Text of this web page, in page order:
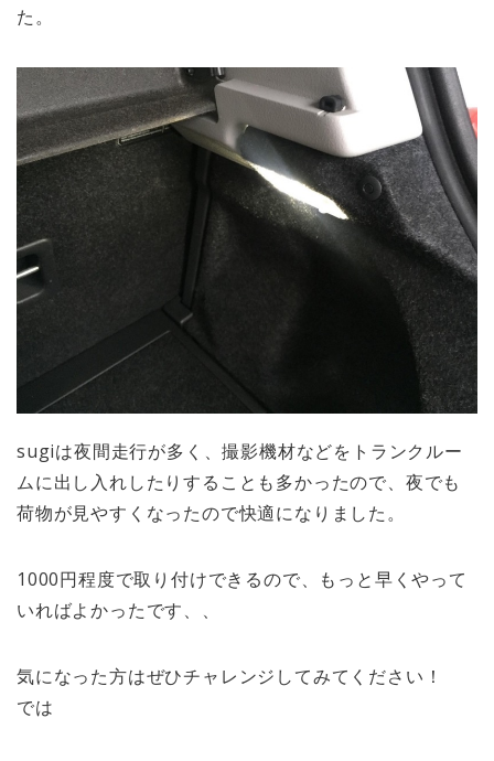
た。
sugiは夜間走行が多く、撮影機材などをトランクルー
ムに出し入れしたりすることも多かったので、夜でも
荷物が見やすくなったので快適になりました。
1000円程度で取り付けできるので、もっと早くやって
いればよかったです、、
気になった方はぜひチャレンジしてみてください！
では